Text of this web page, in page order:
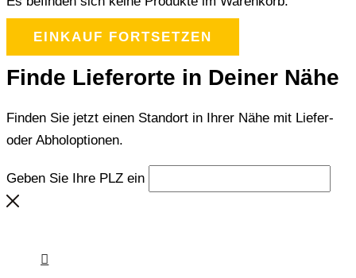
EINKAUF FORTSETZEN
Finde Lieferorte in Deiner Nähe
Finden Sie jetzt einen Standort in Ihrer Nähe mit Liefer-
oder Abholoptionen.
Geben Sie Ihre PLZ ein